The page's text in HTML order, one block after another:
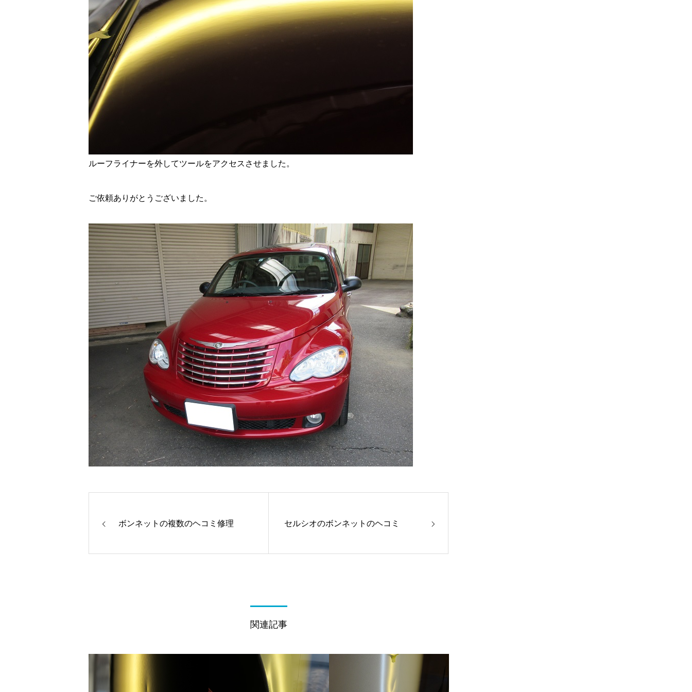
ルーフライナーを外してツールをアクセスさせました。
ご依頼ありがとうございました。
ボンネットの複数のヘコミ修理 セルシオのボンネットのヘコミ
関連記事